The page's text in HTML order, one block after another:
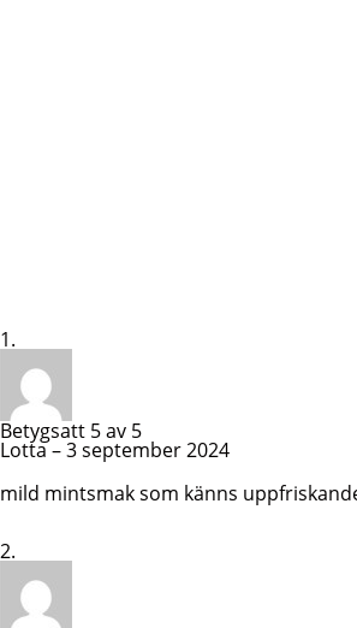
Betygsatt 5av 5
Lotta–3 september 2024
mild mintsmak som känns